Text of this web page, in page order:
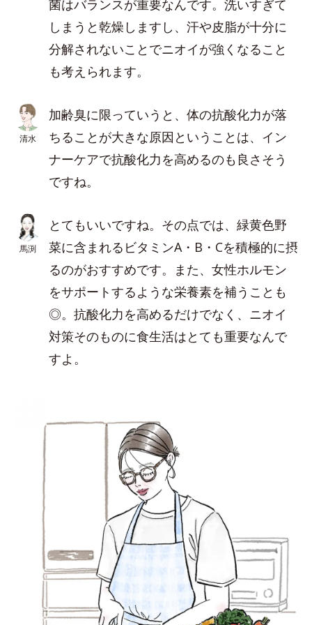
菌はバランスが重要なんです。洗いすぎて
しまうと乾燥しますし、汗や皮脂が十分に
分解されないことでニオイが強くなること
も考えられます。
清水
加齢臭に限っていうと、体の抗酸化力が落
ちることが大きな原因ということは、イン
ナーケアで抗酸化力を高めるのも良さそう
ですね。
馬渕
とてもいいですね。その点では、緑黄色野
菜に含まれるビタミンA・B・Cを積極的に摂
るのがおすすめです。また、女性ホルモン
をサポートするような栄養素を補うことも
◎。抗酸化力を高めるだけでなく、ニオイ
対策そのものに食生活はとても重要なんで
すよ。